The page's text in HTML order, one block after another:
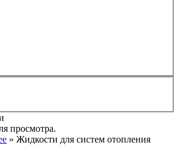
просмотра.
» Жидкости для систем отопления